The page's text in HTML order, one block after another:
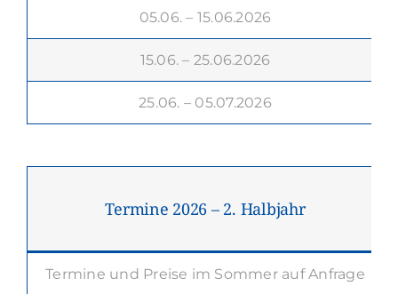
05.06. – 15.06.2026
15.06. – 25.06.2026
25.06. – 05.07.2026
Termine 2026 – 2. Halbjahr
Termine und Preise im Sommer auf Anfrage